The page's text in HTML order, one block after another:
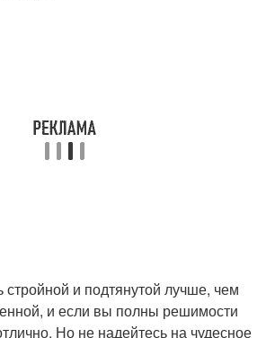
стройной и подтянутой лучше, чем
и если вы полны решимости
Но не надейтесь на чудесное